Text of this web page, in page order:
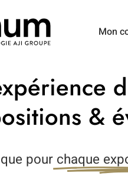
Mon
&
pour chaque